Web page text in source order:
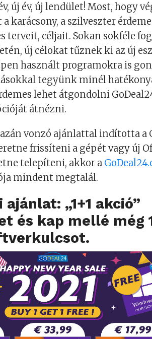
új év, új lendület! Most, hogy
karácsony, a szilveszter
terveit, céljait. Sokan sokféle
új célokat tűznek ki az új
használt programokra is
tegyünk minél
lehet átgondolni
átnézni.
vonzó ajánlattal indította a
frissíteni a gépét vagy új
telepíteni, akkor a
mindent megtalál.
„1+1 akció”
és kap mellé még